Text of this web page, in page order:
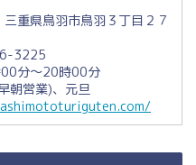
重県鳥羽市鳥羽３丁目２７
3225
分～20時00分
朝営業)、元旦